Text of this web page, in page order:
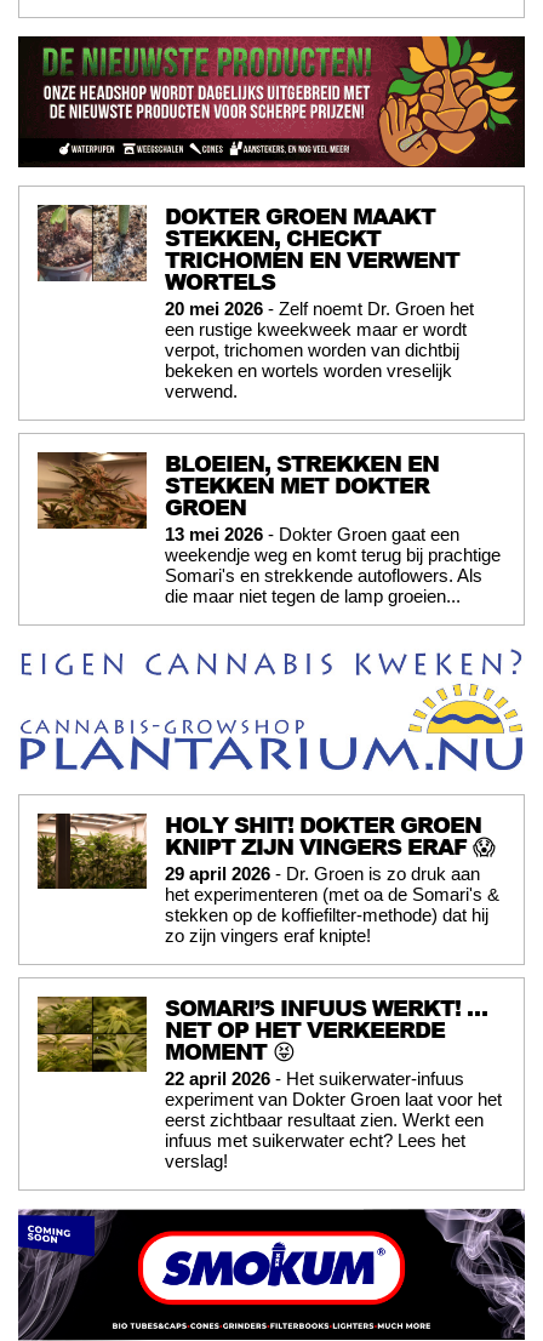
DOKTER GROEN MAAKT
STEKKEN, CHECKT
TRICHOMEN EN VERWENT
WORTELS
20 mei 2026 - Zelf noemt Dr. Groen het
een rustige kweekweek maar er wordt
verpot, trichomen worden van dichtbij
bekeken en wortels worden vreselijk
verwend.
BLOEIEN, STREKKEN EN
STEKKEN MET DOKTER
GROEN
13 mei 2026 - Dokter Groen gaat een
weekendje weg en komt terug bij prachtige
Somari's en strekkende autoflowers. Als
die maar niet tegen de lamp groeien...
HOLY SHIT! DOKTER GROEN
KNIPT ZIJN VINGERS ERAF 😱
29 april 2026 - Dr. Groen is zo druk aan
het experimenteren (met oa de Somari's &
stekken op de koffiefilter-methode) dat hij
zo zijn vingers eraf knipte!
SOMARI’S INFUUS WERKT! …
NET OP HET VERKEERDE
MOMENT 😝
22 april 2026 - Het suikerwater-infuus
experiment van Dokter Groen laat voor het
eerst zichtbaar resultaat zien. Werkt een
infuus met suikerwater echt? Lees het
verslag!